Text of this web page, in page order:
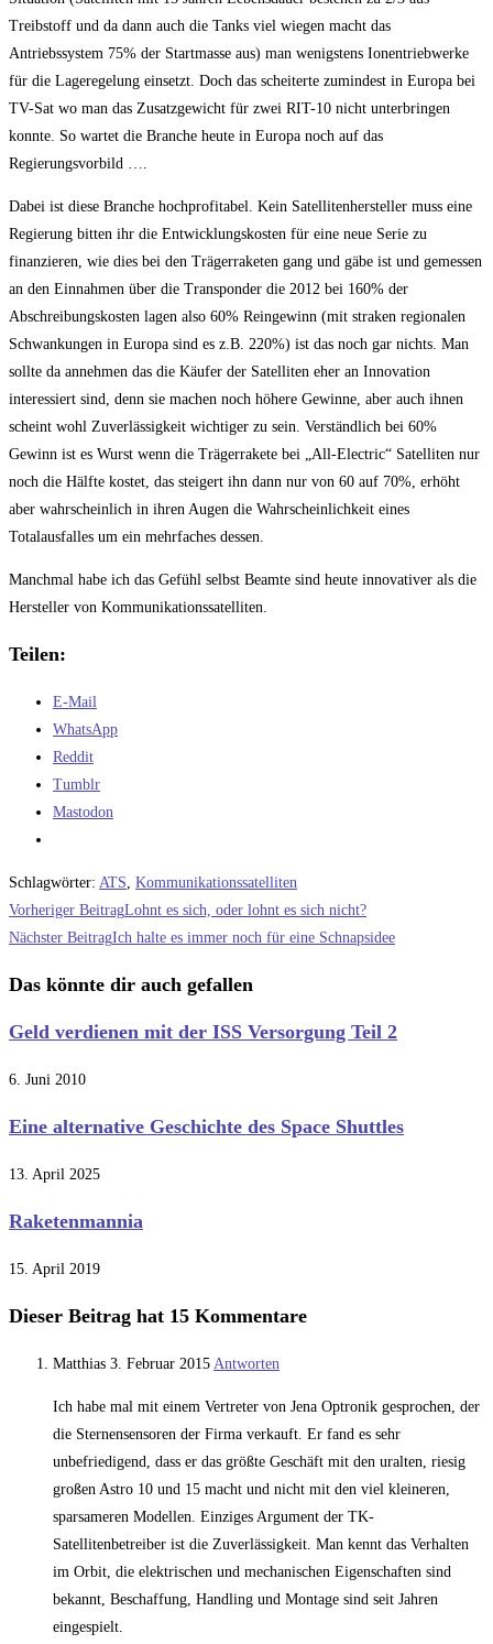
Treibstoff und da dann auch die Tanks viel wiegen macht das
Antriebssystem 75% der Startmasse aus) man wenigstens Ionentriebwerke
für die Lageregelung einsetzt. Doch das scheiterte zumindest in Europa bei
TV-Sat wo man das Zusatzgewicht für zwei RIT-10 nicht unterbringen
konnte. So wartet die Branche heute in Europa noch auf das
Regierungsvorbild ….
Dabei ist diese Branche hochprofitabel. Kein Satellitenhersteller muss eine
Regierung bitten ihr die Entwicklungskosten für eine neue Serie zu
finanzieren, wie dies bei den Trägerraketen gang und gäbe ist und gemessen
an den Einnahmen über die Transponder die 2012 bei 160% der
Abschreibungskosten lagen also 60% Reingewinn (mit straken regionalen
Schwankungen in Europa sind es z.B. 220%) ist das noch gar nichts. Man
sollte da annehmen das die Käufer der Satelliten eher an Innovation
interessiert sind, denn sie machen noch höhere Gewinne, aber auch ihnen
scheint wohl Zuverlässigkeit wichtiger zu sein. Verständlich bei 60%
Gewinn ist es Wurst wenn die Trägerrakete bei „All-Electric“ Satelliten nur
noch die Hälfte kostet, das steigert ihn dann nur von 60 auf 70%, erhöht
aber wahrscheinlich in ihren Augen die Wahrscheinlichkeit eines
Totalausfalles um ein mehrfaches dessen.
Manchmal habe ich das Gefühl selbst Beamte sind heute innovativer als die
Hersteller von Kommunikationssatelliten.
Teilen:
E-Mail
WhatsApp
Reddit
Tumblr
Mastodon
Schlagwörter: ATS Kommunikationssatelliten
Weitere
Artikel
ansehen
Vorheriger BeitragLohnt es sich, oder lohnt es sich nicht?
Nächster BeitragIch halte es immer noch für eine Schnapsidee
Das könnte dir auch gefallen
Geld verdienen mit der ISS Versorgung Teil 2
6. Juni 2010
Eine alternative Geschichte des Space Shuttles
13. April 2025
Raketenmannia
15. April 2019
Dieser Beitrag hat 15 Kommentare
Matthias 3. Februar 2015 Antworten
Ich habe mal mit einem Vertreter von Jena Optronik gesprochen, der
die Sternensensoren der Firma verkauft. Er fand es sehr
unbefriedigend, dass er das größte Geschäft mit den uralten, riesig
großen Astro 10 und 15 macht und nicht mit den viel kleineren,
sparsameren Modellen. Einziges Argument der TK-
Satellitenbetreiber ist die Zuverlässigkeit. Man kennt das Verhalten
im Orbit, die elektrischen und mechanischen Eigenschaften sind
bekannt, Beschaffung, Handling und Montage sind seit Jahren
eingespielt.